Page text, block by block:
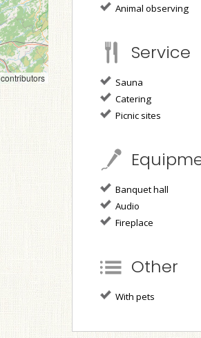
contributors
Animal observing
Service
Sauna
Catering
Picnic sites
Banquet hall
Audio
Fireplace
Other
With pets